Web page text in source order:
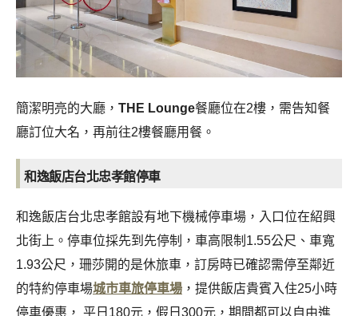
簡潔明亮的大廳， THE Lounge餐廳位在2樓，需告知餐
廳訂位大名，再前往2樓餐廳用餐。
和逸飯店台北忠孝館停車
和逸飯店台北忠孝館設有地下機械停車場，入口位在紹興
北街上。停車位採先到先停制，車高限制1.55公尺、車寬
1.93公尺，珊莎開的是休旅車，訂房時已確認需停至鄰近
的特約停車場城市車旅停車場 ，提供飯店貴賓入住25小時
停車優惠， 平日180元，假日300元，期間都可以自由進